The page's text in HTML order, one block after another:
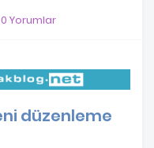
0 Yorumlar
düzenleme